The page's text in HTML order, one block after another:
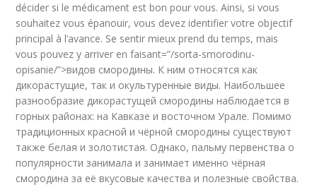
décider si le médicament est bon pour vous. Ainsi, si vous
souhaitez vous épanouir, vous devez identifier votre objectif
principal à l’avance. Se sentir mieux prend du temps, mais
vous pouvez y arriver en faisant=”/sorta-smorodinu-
opisanie/”>видов смородины. К ним относятся как
дикорастущие, так и окультуренные виды. Наибольшее
разнообразие дикорастущей смородины наблюдается в
горных районах: на Кавказе и восточном Урале. Помимо
традиционных красной и чёрной смородины существуют
также белая и золотистая. Однако, пальму первенства о
популярности занимала и занимает именно чёрная
смородина за её вкусовые качества и полезные свойства.